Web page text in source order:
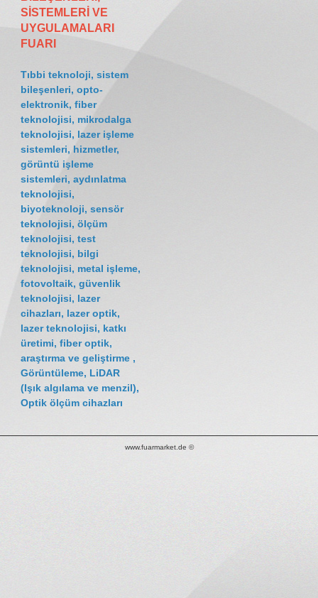
SİSTEMLERİ VE
UYGULAMALARI
FUARI
Tıbbi teknoloji, sistem
bileşenleri, opto-
elektronik, fiber
teknolojisi, mikrodalga
teknolojisi, lazer işleme
sistemleri, hizmetler,
görüntü işleme
sistemleri, aydınlatma
teknolojisi,
biyoteknoloji, sensör
teknolojisi, ölçüm
teknolojisi, test
teknolojisi, bilgi
teknolojisi, metal işleme,
fotovoltaik, güvenlik
teknolojisi, lazer
cihazları, lazer optik,
lazer teknolojisi, katkı
üretimi, fiber optik,
araştırma ve geliştirme ,
Görüntüleme, LiDAR
(Işık algılama ve menzil),
Optik ölçüm cihazları
www.fuarmarket.de ©